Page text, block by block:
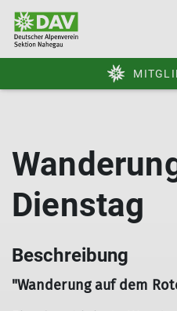
Dienstag
Beschreibung
"Wanderung auf dem